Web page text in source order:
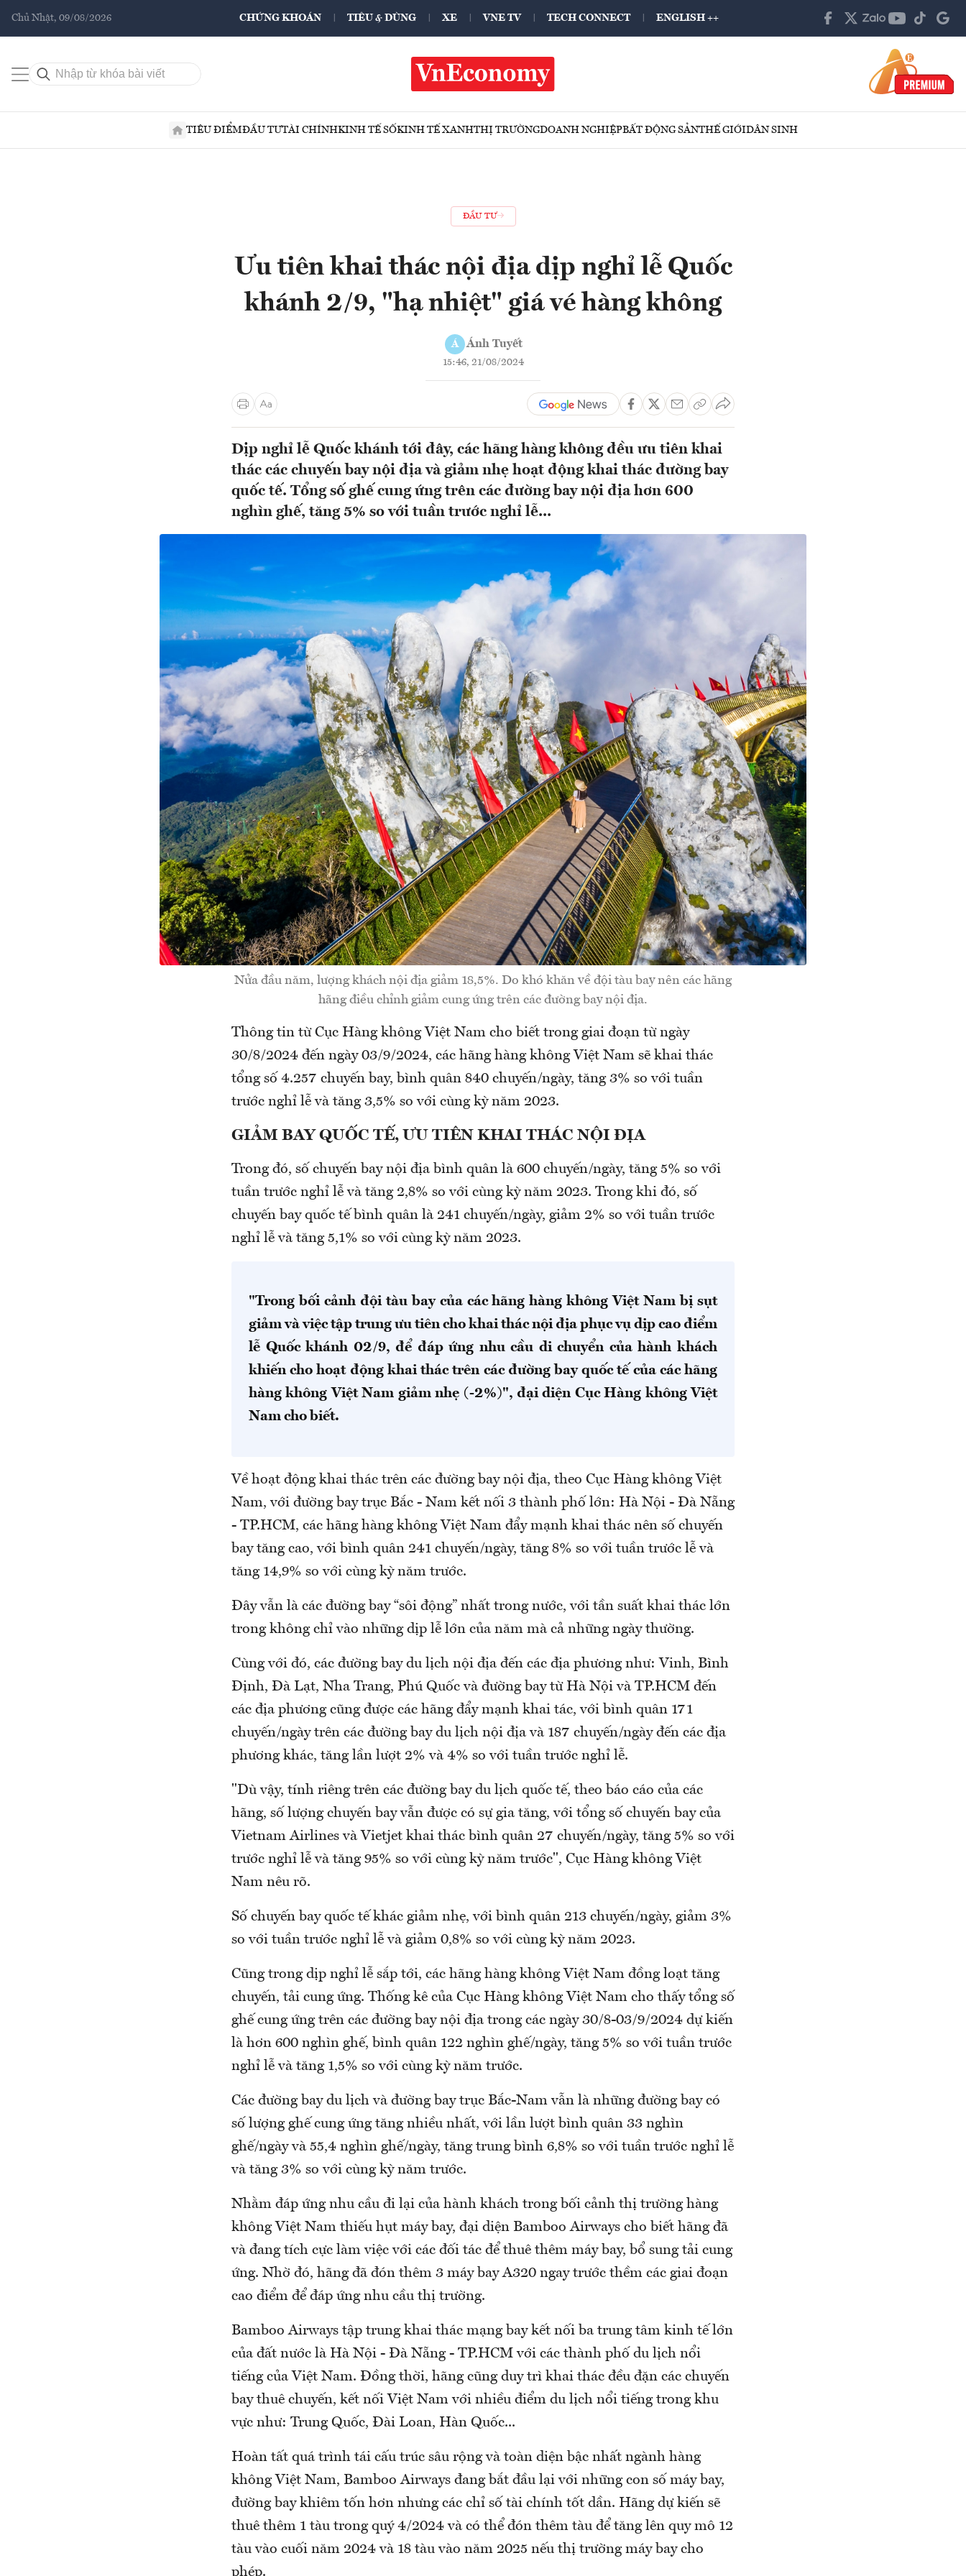
Chủ Nhật, 09/08/2026 CHỨNG KHOÁN TIÊU & DÙNG XE VNE TV TECH CONNECT ENGLISH ++
TIÊU ĐIỂMĐẦU TƯTÀI CHÍNHKINH TẾ SỐKINH TẾ XANHTHỊ TRƯỜNGDOANH NGHIỆPBẤT ĐỘNG SẢNTHẾ GIỚIDÂN SINH
ĐẦU TƯ
Ưu tiên khai thác nội địa dịp nghỉ lễ Quốc
khánh 2/9, "hạ nhiệt" giá vé hàng không
Á Ánh Tuyết
15:46, 21/08/2024
Dịp nghỉ lễ Quốc khánh tới đây, các hãng hàng không đều ưu tiên khai
thác các chuyến bay nội địa và giảm nhẹ hoạt động khai thác đường bay
quốc tế. Tổng số ghế cung ứng trên các đường bay nội địa hơn 600
nghìn ghế, tăng 5% so với tuần trước nghỉ lễ...
Nửa đầu năm, lượng khách nội địa giảm 18,5%. Do khó khăn về đội tàu bay nên các hãng
hãng điều chỉnh giảm cung ứng trên các đường bay nội địa.
Thông tin từ Cục Hàng không Việt Nam cho biết trong giai đoạn từ ngày
30/8/2024 đến ngày 03/9/2024, các hãng hàng không Việt Nam sẽ khai thác
tổng số 4.257 chuyến bay, bình quân 840 chuyến/ngày, tăng 3% so với tuần
trước nghỉ lễ và tăng 3,5% so với cùng kỳ năm 2023.
GIẢM BAY QUỐC TẾ, ƯU TIÊN KHAI THÁC NỘI ĐỊA
Trong đó, số chuyến bay nội địa bình quân là 600 chuyến/ngày, tăng 5% so với
tuần trước nghỉ lễ và tăng 2,8% so với cùng kỳ năm 2023. Trong khi đó, số
chuyến bay quốc tế bình quân là 241 chuyến/ngày, giảm 2% so với tuần trước
nghỉ lễ và tăng 5,1% so với cùng kỳ năm 2023.
"Trong bối cảnh đội tàu bay của các hãng hàng không Việt Nam bị sụt
giảm và việc tập trung ưu tiên cho khai thác nội địa phục vụ dịp cao điểm
lễ Quốc khánh 02/9, để đáp ứng nhu cầu di chuyển của hành khách
khiến cho hoạt động khai thác trên các đường bay quốc tế của các hãng
hàng không Việt Nam giảm nhẹ (-2%)", đại diện Cục Hàng không Việt
Nam cho biết.
Về hoạt động khai thác trên các đường bay nội địa, theo Cục Hàng không Việt
Nam, với đường bay trục Bắc - Nam kết nối 3 thành phố lớn: Hà Nội - Đà Nẵng
- TP.HCM, các hãng hàng không Việt Nam đẩy mạnh khai thác nên số chuyến
bay tăng cao, với bình quân 241 chuyến/ngày, tăng 8% so với tuần trước lễ và
tăng 14,9% so với cùng kỳ năm trước.
Đây vẫn là các đường bay “sôi động” nhất trong nước, với tần suất khai thác lớn
trong không chỉ vào những dịp lễ lớn của năm mà cả những ngày thường.
Cùng với đó, các đường bay du lịch nội địa đến các địa phương như: Vinh, Bình
Định, Đà Lạt, Nha Trang, Phú Quốc và đường bay từ Hà Nội và TP.HCM đến
các địa phương cũng được các hãng đẩy mạnh khai tác, với bình quân 171
chuyến/ngày trên các đường bay du lịch nội địa và 187 chuyến/ngày đến các địa
phương khác, tăng lần lượt 2% và 4% so với tuần trước nghỉ lễ.
"Dù vậy, tính riêng trên các đường bay du lịch quốc tế, theo báo cáo của các
hãng, số lượng chuyến bay vẫn được có sự gia tăng, với tổng số chuyến bay của
Vietnam Airlines và Vietjet khai thác bình quân 27 chuyến/ngày, tăng 5% so với
trước nghỉ lễ và tăng 95% so với cùng kỳ năm trước", Cục Hàng không Việt
Nam nêu rõ.
Số chuyến bay quốc tế khác giảm nhẹ, với bình quân 213 chuyến/ngày, giảm 3%
so với tuần trước nghỉ lễ và giảm 0,8% so với cùng kỳ năm 2023.
Cũng trong dịp nghỉ lễ sắp tới, các hãng hàng không Việt Nam đồng loạt tăng
chuyến, tải cung ứng. Thống kê của Cục Hàng không Việt Nam cho thấy tổng số
ghế cung ứng trên các đường bay nội địa trong các ngày 30/8-03/9/2024 dự kiến
là hơn 600 nghìn ghế, bình quân 122 nghìn ghế/ngày, tăng 5% so với tuần trước
nghỉ lễ và tăng 1,5% so với cùng kỳ năm trước.
Các đường bay du lịch và đường bay trục Bắc-Nam vẫn là những đường bay có
số lượng ghế cung ứng tăng nhiều nhất, với lần lượt bình quân 33 nghìn
ghế/ngày và 55,4 nghìn ghế/ngày, tăng trung bình 6,8% so với tuần trước nghỉ lễ
và tăng 3% so với cùng kỳ năm trước.
Nhằm đáp ứng nhu cầu đi lại của hành khách trong bối cảnh thị trường hàng
không Việt Nam thiếu hụt máy bay, đại diện Bamboo Airways cho biết hãng đã
và đang tích cực làm việc với các đối tác để thuê thêm máy bay, bổ sung tải cung
ứng. Nhờ đó, hãng đã đón thêm 3 máy bay A320 ngay trước thềm các giai đoạn
cao điểm để đáp ứng nhu cầu thị trường.
Bamboo Airways tập trung khai thác mạng bay kết nối ba trung tâm kinh tế lớn
của đất nước là Hà Nội - Đà Nẵng - TP.HCM với các thành phố du lịch nổi
tiếng của Việt Nam. Đồng thời, hãng cũng duy trì khai thác đều đặn các chuyến
bay thuê chuyến, kết nối Việt Nam với nhiều điểm du lịch nổi tiếng trong khu
vực như: Trung Quốc, Đài Loan, Hàn Quốc...
Hoàn tất quá trình tái cấu trúc sâu rộng và toàn diện bậc nhất ngành hàng
không Việt Nam, Bamboo Airways đang bắt đầu lại với những con số máy bay,
đường bay khiêm tốn hơn nhưng các chỉ số tài chính tốt dần. Hãng dự kiến sẽ
thuê thêm 1 tàu trong quý 4/2024 và có thể đón thêm tàu để tăng lên quy mô 12
tàu vào cuối năm 2024 và 18 tàu vào năm 2025 nếu thị trường máy bay cho
phép.